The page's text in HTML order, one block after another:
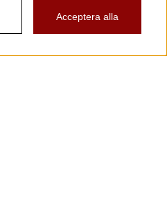
Acceptera alla